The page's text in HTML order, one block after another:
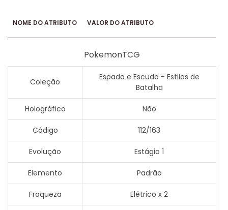
NOME DO ATRIBUTO VALOR DO ATRIBUTO
PokemonTCG
Coleção
Espada e Escudo - Estilos de
Batalha
Holográfico Não
Código 112/163
Evolução Estágio 1
Elemento Padrão
Fraqueza Elétrico x 2